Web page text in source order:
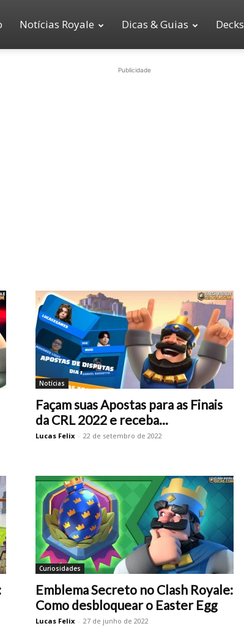
Notícias Royale Dicas & Guias Decks
Publicidade
Notícias
Façam suas Apostas para as Finais
da CRL 2022 e receba...
Lucas Felix - 22 de setembro de 2022
Curiosidades
Emblema Secreto no Clash Royale:
Como desbloquear o Easter Egg
Lucas Felix - 27 de junho de 2022